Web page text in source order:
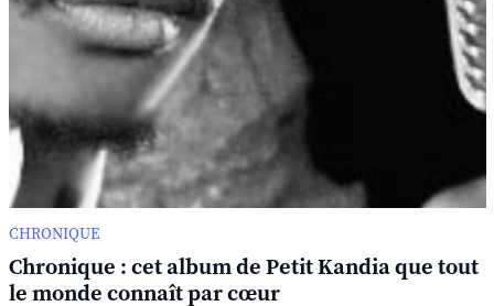
CHRONIQUE
Chronique : cet album de Petit Kandia que tout
le monde connaît par cœur